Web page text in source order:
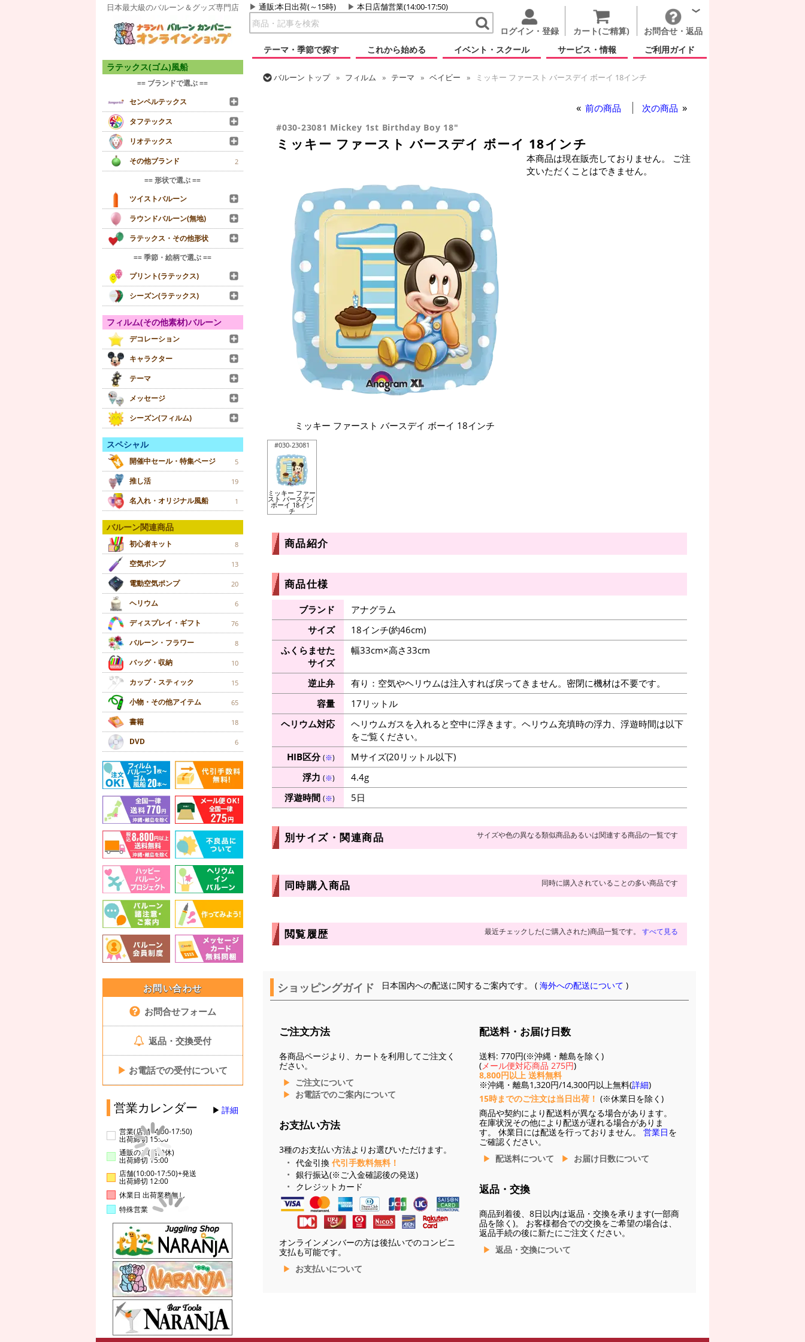
日本最大級のバルーン＆グッズ専門店 通販:本日出荷(～15時) 本日店舗営業(14:00-17:50)
ログイン・登録 カート(ご精算)
お問合せ・返品
テーマ・季節で探す
これから始める イベント・スクール サービス・情報 ご利用ガイド
ラテックス(ゴム)風船
== ブランドで選ぶ ==
センペルテックス
タフテックス
リオテックス
その他ブランド
2
== 形状で選ぶ ==
ツイストバルーン
ラウンドバルーン(無地)
ラテックス・その他形状
== 季節・絵柄で選ぶ ==
プリント(ラテックス)
シーズン(ラテックス)
フィルム(その他素材)バルーン
デコレーション
キャラクター
テーマ
メッセージ
シーズン(フィルム)
スペシャル
開催中セール・特集ページ 5
推し活 19
名入れ・オリジナル風船 1
バルーン関連商品
初心者キット 8
空気ポンプ 13
電動空気ポンプ 20
ヘリウム 6
ディスプレイ・ギフト 76
バルーン・フラワー 8
バッグ・収納 10
カップ・スティック 15
小物・その他アイテム 65
書籍 18
DVD 6
お問い合わせ
お問合せフォーム
返品・交換受付
▶ お電話での受付について
営業カレンダー 詳細
営業(店舗14:00-17:50)
出荷締切 15:00
通販のみ(店舗休)
出荷締切 15:00
店舗(10:00-17:50)+発送
出荷締切 12:00
休業日 出荷業務無し
特殊営業
バルーン トップ フィルム テーマ ベイビー
ミッキー ファースト バースデイ ボーイ 18インチ
前の商品 次の商品
#030-23081 Mickey 1st Birthday Boy 18"
ミッキー ファースト バースデイ ボーイ 18インチ
ミッキー ファースト バースデイ ボーイ 18インチ
#030-23081
ミッキー ファー
スト バースデイ
ボーイ 18イン
チ
本商品は現在販売しておりません。 ご注
文いただくことはできません。
商品紹介
商品仕様
ブランド
アナグラム
サイズ
18インチ(約46cm)
ふくらませた
サイズ
幅33cm×高さ33cm
逆止弁
有り：空気やヘリウムは注入すれば戻ってきません。密閉に機材は不要です。
容量
17リットル
ヘリウム対応
ヘリウムガスを入れると空中に浮きます。ヘリウム充填時の浮力、浮遊時間は以下
をご覧ください。
HIB区分(※)
Mサイズ(20リットル以下)
浮力 (※)
4.4g
浮遊時間 (※) 5日
別サイズ・関連商品 サイズや色の異なる類似商品あるいは関連する商品の一覧です
同時購入商品 同時に購入されていることの多い商品です
閲覧履歴 最近チェックした(ご購入された)商品一覧です。 すべて見る
ショッピングガイド 日本国内への配送に関するご案内です。 (海外への配送について )
ご注文方法
各商品ページより、カートを利用してご注文く
ださい。
ご注文について
お電話でのご案内について
お支払い方法
3種のお支払い方法よりお選びいただけます。
代金引換 代引手数料無料！
銀行振込(※ご入金確認後の発送)
クレジットカード
オンラインメンバーの方は後払いでのコンビニ
支払も可能です。
お支払いについて
配送料・お届け日数
送料: 770円(※沖縄・離島を除く)
(メール便対応商品 275円)
8,800円以上 送料無料
※沖縄・離島1,320円/14,300円以上無料(詳細)
15時までのご注文は当日出荷！ (※休業日を除く)
商品や契約により配送料が異なる場合があります。
在庫状況その他により配送が遅れる場合がありま
す。 休業日には配送を行っておりません。 営業日を
ご確認ください。
配送料について
お届け日数について
返品・交換
商品到着後、8日以内は返品・交換を承ります(一部商
品を除く)。 お客様都合での交換をご希望の場合は、
返品手続の後に新たにご注文ください。
返品・交換について